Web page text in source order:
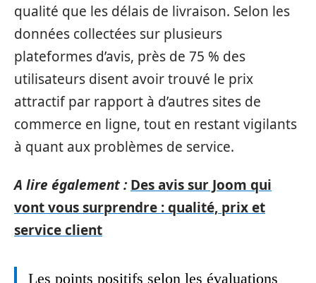
qualité que les délais de livraison. Selon les
données collectées sur plusieurs
plateformes d’avis, près de 75 % des
utilisateurs disent avoir trouvé le prix
attractif par rapport à d’autres sites de
commerce en ligne, tout en restant vigilants
à quant aux problèmes de service.
A lire également : Des avis sur Joom qui
vont vous surprendre : qualité, prix et
service client
Les points positifs selon les évaluations